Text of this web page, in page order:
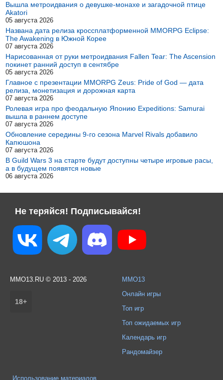
Вышла метроидвания о девушке-монахе и загадочной птице
Akatori
05 августа 2026
Названа дата релиза кроссплатформенной MMORPG Eclipse:
The Awakening в Южной Корее
07 августа 2026
Нарисованная от руки метроидвания Fallen Tear: The Ascension
покинет ранний доступ в сентябре
05 августа 2026
Главное с презентации MMORPG Zeus: Pride of God — дата
релиза, монетизация и дорожная карта
07 августа 2026
Ролевая игра про феодальную Японию Expeditions: Samurai
вышла в раннем доступе
07 августа 2026
Обновление середины 9-го сезона Marvel Rivals добавило
Капюшона
07 августа 2026
В Guild Wars 3 на старте будут доступны четыре игровые расы,
а в будущем появятся новые
06 августа 2026
Не теряйся! Подписывайся!
MMO13.RU © 2013 - 2026
18+
MMO13
Онлайн игры
Топ игр
Топ ожидаемых игр
Календарь игр
Рандомайзер
Использование материалов